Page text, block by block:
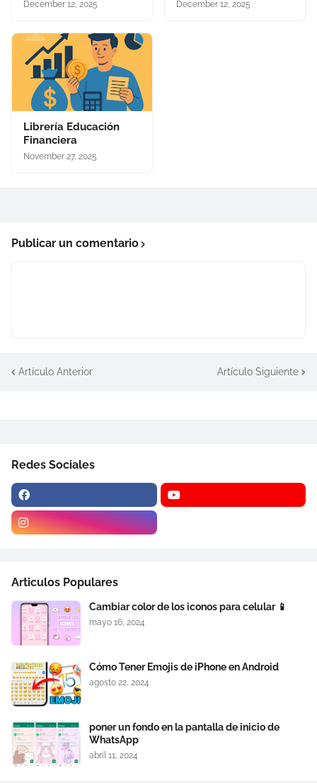
December 12, 2025 December 12, 2025
Librería Educación
Financiera
November 27, 2025
Publicar un comentario
Artículo Anterior Artículo Siguiente
Redes Sociales
Articulos Populares
Cambiar color de los iconos para celular 📱
mayo 16, 2024
Cómo Tener Emojis de iPhone en Android
agosto 22, 2024
poner un fondo en la pantalla de inicio de
WhatsApp
abril 11, 2024